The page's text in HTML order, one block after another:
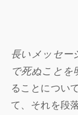
長いメッセー
で死ぬことを
ることについ
て、それを段